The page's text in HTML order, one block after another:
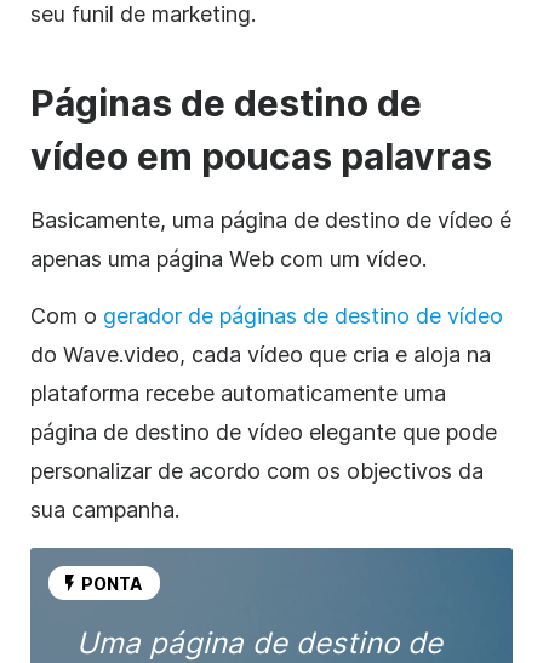
seu funil de marketing.
Páginas de destino de
vídeo em poucas palavras
Basicamente, uma página de destino de vídeo é
apenas uma página Web com um vídeo.
Com o gerador de páginas de destino de vídeo
do Wave.video, cada vídeo que cria e aloja na
plataforma recebe automaticamente uma
página de destino de vídeo elegante que pode
personalizar de acordo com os objectivos da
sua campanha.
PONTA
Uma página de destino de